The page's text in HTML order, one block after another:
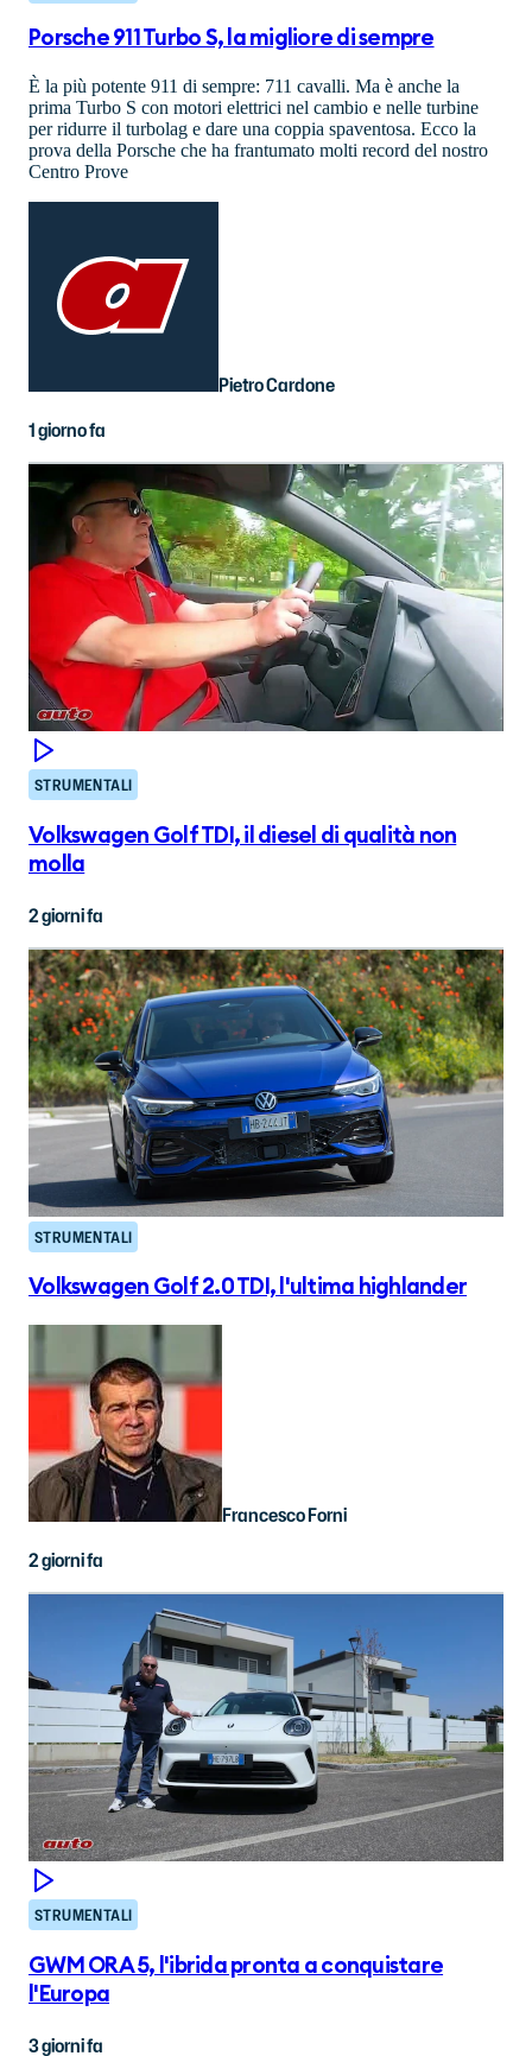
Porsche 911 Turbo S, la migliore di sempre
È la più potente 911 di sempre: 711 cavalli. Ma è anche la
prima Turbo S con motori elettrici nel cambio e nelle turbine
per ridurre il turbolag e dare una coppia spaventosa. Ecco la
prova della Porsche che ha frantumato molti record del nostro
Centro Prove
Pietro Cardone
1 giorno fa
STRUMENTALI
Volkswagen Golf TDI, il diesel di qualità non
molla
2 giorni fa
STRUMENTALI
Volkswagen Golf 2.0 TDI, l'ultima highlander
Francesco Forni
2 giorni fa
STRUMENTALI
GWM ORA 5, l'ibrida pronta a conquistare
l'Europa
3 giorni fa